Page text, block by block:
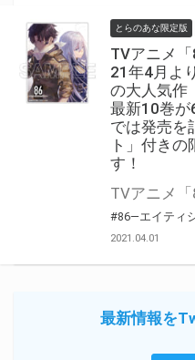
とらのあな限定版
TVアニメ
21年4月よ
の大人気作
最新10巻が
では発売を
ト」付き
す！
#86―エイティ
2021.04.01
最新情報を